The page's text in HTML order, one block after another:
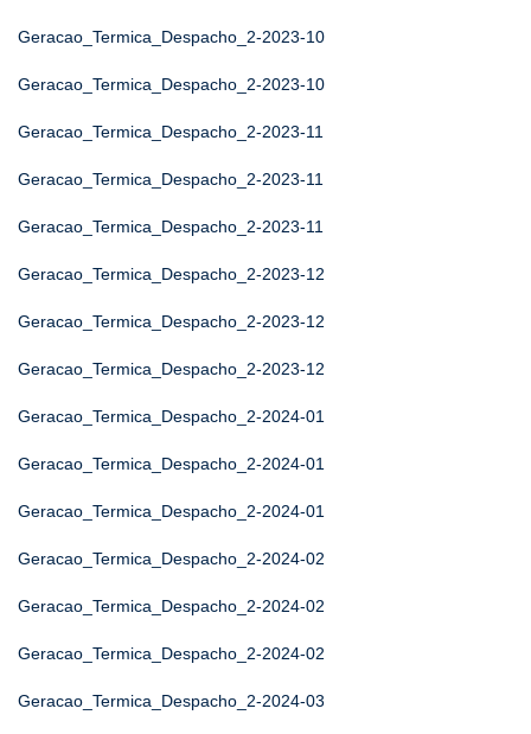
Geracao_Termica_Despacho_2-2023-10
Geracao_Termica_Despacho_2-2023-10
Geracao_Termica_Despacho_2-2023-11
Geracao_Termica_Despacho_2-2023-11
Geracao_Termica_Despacho_2-2023-11
Geracao_Termica_Despacho_2-2023-12
Geracao_Termica_Despacho_2-2023-12
Geracao_Termica_Despacho_2-2023-12
Geracao_Termica_Despacho_2-2024-01
Geracao_Termica_Despacho_2-2024-01
Geracao_Termica_Despacho_2-2024-01
Geracao_Termica_Despacho_2-2024-02
Geracao_Termica_Despacho_2-2024-02
Geracao_Termica_Despacho_2-2024-02
Geracao_Termica_Despacho_2-2024-03